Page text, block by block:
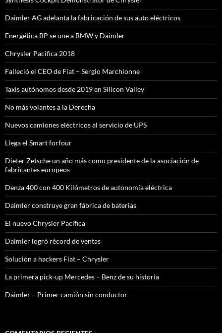
Daimler AG adelanta la fabricación de sus auto eléctricos
Energética BP se une a BMW y Daimler
Chrysler Pacifica 2018
Falleció el CEO de Fiat – Sergio Marchionne
Taxis autónomos desde 2019 en Silicon Valley
No más volantes a la Derecha
Nuevos camiones eléctricos al servicio de UPS
Llega el Smart forfour
Dieter Zetsche un año más como presidente de la asociación de
fabricantes europeos
Denza 400 con 400 Kilómetros de autonomía eléctrica
Daimler construye gran fábrica de baterias
El nuevo Chrysler Pacifica
Daimler logró récord de ventas
Solución a hackers Fiat – Chrysler
La primera pick-up Mercedes – Benz de su historia
Daimler – Primer camión sin conductor